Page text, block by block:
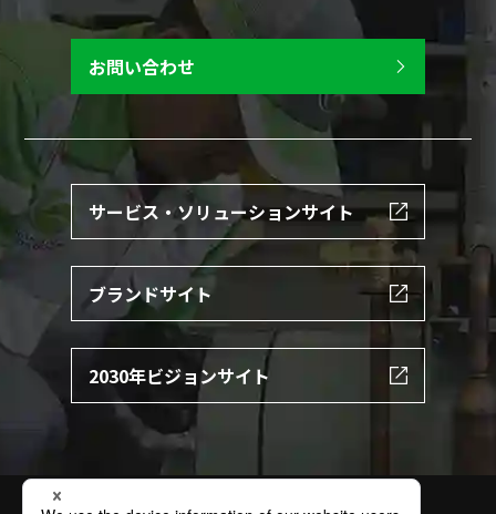
お問い合わせ
サービス・ソリューションサイト
ブランドサイト
2030年ビジョンサイト